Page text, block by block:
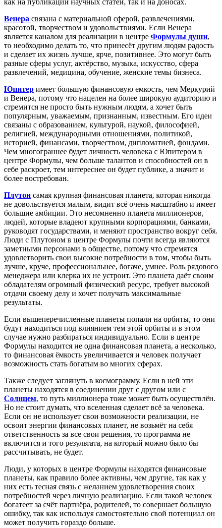
Венера связана с материальной сферой, развлечениями,
красотой, творчеством и удовольствиями. Если Венера
является каналом для реализации в центре Формулы души,
то необходимо делать то, что принесёт другим людям радость
и сделает их жизнь лучше, ярче, позитивнее. Это могут быть
разные сферы услуг, актёрство, музыка, искусство, сфера
развлечений, медицина, обучение, женские темы бизнеса.
Юпитер имеет большую финансовую емкость, чем Меркурий
и Венера, потому что нацелен на более широкую аудиторию и
стремится не просто быть нужным людям, а хочет быть
популярным, уважаемым, признанным, известным. Его идеи
связаны с образованием, культурой, наукой, философией,
религией, международными отношениями, политикой,
историей, финансами, творчеством, дипломатией, фондами.
Чем многограннее будет личность человека с Юпитером в
центре Формулы, чем больше талантов и способностей он в
себе раскроет, тем интереснее он будет публике, а значит и
более востребован.
Плутон самая крупная финансовая планета, которая никогда
не довольствуется малым, видит всё очень масштабно и имеет
большие амбиции. Это несомненно планета миллионеров,
людей, которые владеют крупными корпорациями, банками,
руководят государствами, и меняют пространство вокруг себя.
Люди с Плутоном в центре Формулы почти всегда являются
заметными персонами в обществе, потому что стремятся
удовлетворить свои высокие потребности в том, чтобы быть
лучше, круче, профессиональнее, богаче, умнее. Роль рядового
менеджера или клерка их не устроит. Это планета даёт своим
обладателям огромный физический ресурс, требует высокой
отдачи своему делу и хочет получать максимальные
результаты.
Если вышеперечисленные планеты попали на орбиты, то они
будут находиться под влиянием тем этой орбиты и в этом
случае нужно разбираться индивидуально. Если в центре
Формулы находится не одна финансовая планета, а несколько,
то финансовая ёмкость увеличивается и человек получает
возможность стать богатым во многих сферах.
Также следует заглянуть в космограмму. Если в ней эти
планеты находятся в соединении друг с другом или с
Солнцем, то путь миллионера тоже может быть осуществлён.
Но не стоит думать, что вселенная сделает всё за человека.
Если он не использует свои возможности реализации, не
освоит энергии финансовых планет, не возьмёт на себя
ответственность за все свои решения, то программа не
включится и того результата, на который можно было бы
рассчитывать, не будет.
Люди, у которых в центре Формулы находятся финансовые
планеты, как правило более активны, чем другие, так как у
них есть тесная связь с желанием удовлетворения своих
потребностей через личную реализацию. Если такой человек
богатеет за счёт партнёра, родителей, то совершает большую
ошибку, так как используя самостоятельно свой потенциал он
может получить гораздо больше.